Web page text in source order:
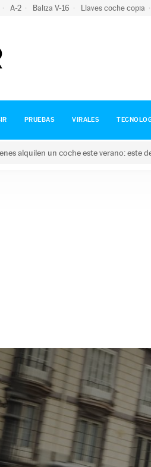
A-2 Baliza V-16 Llaves coche copia
PRUEBAS VIRALES
alquilen un coche este verano: este